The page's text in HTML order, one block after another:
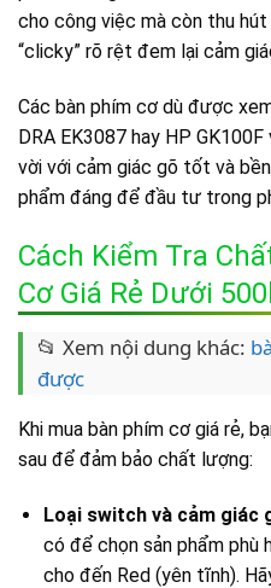
cho công việc mà còn thu
“clicky” rõ rệt đem lại cảm
Các bàn phím cơ dù được
DRA EK3087 hay HP
vời với cảm giác gõ tốt và
phẩm đáng để đầu tư trong
Cách Kiểm Tra
Cơ Giá Rẻ Dưới
📂 Xem nội dung khác:
được
Khi mua bàn phím cơ giá rẻ,
sau để đảm bảo chất lượng:
Loại switch và cảm giác
có để chọn sản phẩm phù
cho đến Red (yên tĩnh).